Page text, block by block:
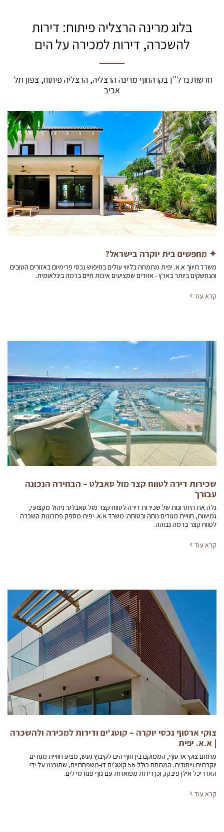
בלוג מרינה הרצליה פיתוח: דירות
להשכרה, דירות למכירה על הים
חדשות נדל''ן בקו החוף מרינה הרצליה, הרצליה פיתוח, צפון תל
אביב
✦ מחפשים בית יוקרה בישראל?
משרד תיווך א.א. יפית מתמחה בליווי עולים בחיפוש נכסי פרימיום באזורים הטובים
והנחשקים ביותר בארץ - אזורים שמציעים איכות חיים ברמה בינלאומית.
קרא עוד
שכירות דירה לטווח קצר מול סאבלט – הבחירה הנכונה
עבורך
גלה את היתרונות של שכירות דירה לטווח קצר מול סאבלט: ניהול מקצועי,
גמישות, חוויית מגורים נוחה ובטוחה. משרד א.א. יפית מספק פתרונות השכרה
לטווח קצר ברמה גבוהה.
קרא עוד
צוקי ארסוף נכסי יוקרה – קוטג'ים ודירות למכירה ולהשכרה
| א.א. יפית
מתחם צוקי ארסוף, הממוקם בין חוף הים לקיבוץ געש, מציע חוויית מגורים
יוקרתית וייחודית. המתחם כולל 56 קוטג'ים דו-משפחתיים, שתוכננו על ידי
האדריכל אילן פיבקו, וכן דירות מפוארות עם נוף פנורמי לים.
קרא עוד